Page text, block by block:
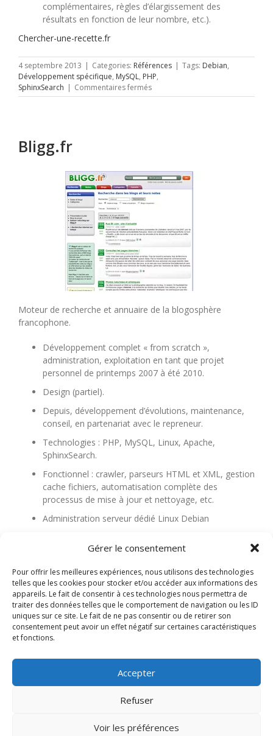
Gérer le consentement
Pour offrir les meilleures expériences, nous utilisons des technologies
telles que les cookies pour stocker et/ou accéder aux informations des
appareils. Le fait de consentir à ces technologies nous permettra de
traiter des données telles que le comportement de navigation ou les ID
uniques sur ce site. Le fait de ne pas consentir ou de retirer son
consentement peut avoir un effet négatif sur certaines caractéristiques
et fonctions.
Accepter
Refuser
Voir les préférences
complémentaires, règles d’élargissement des
résultats en fonction de leur nombre, etc.).
Chercher-une-recette.fr
4 septembre 2013 | Categories: Références | Tags: Debian,
Développement spécifique, MySQL, PHP,
SphinxSearch | Commentaires ferméssur
Chercher-
Bligg.fr
Moteur de recherche et annuaire de la blogosphère
francophone.
Développement complet « from scratch »,
administration, exploitation en tant que projet
personnel de printemps 2007 à été 2010.
Design (partiel).
Depuis, développement d’évolutions, maintenance,
conseil, en partenariat avec le repreneur.
Technologies : PHP, MySQL, Linux, Apache,
SphinxSearch.
Fonctionnel : crawler, parseurs HTML et XML, gestion
cache fichiers, automatisation complète des
processus de mise à jour et nettoyage, etc.
Administration serveur dédié Linux Debian
Développement spécifique,MySQL, PHP,
SphinxSearch | Commentaires ferméssur
Bligg.fr
Contact / Demande de devis